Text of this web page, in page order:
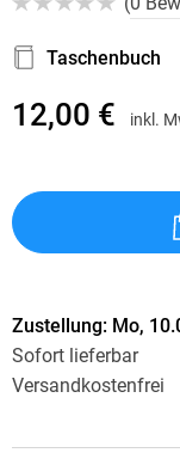
Taschenbuch
12,00 € inkl.
Zustellung: Mo,
Sofort lieferbar
Versandkostenfrei